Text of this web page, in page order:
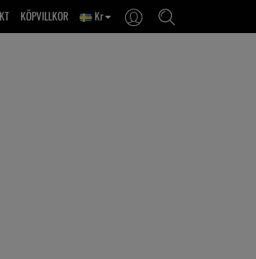
Kr
KÖPVILLKOR